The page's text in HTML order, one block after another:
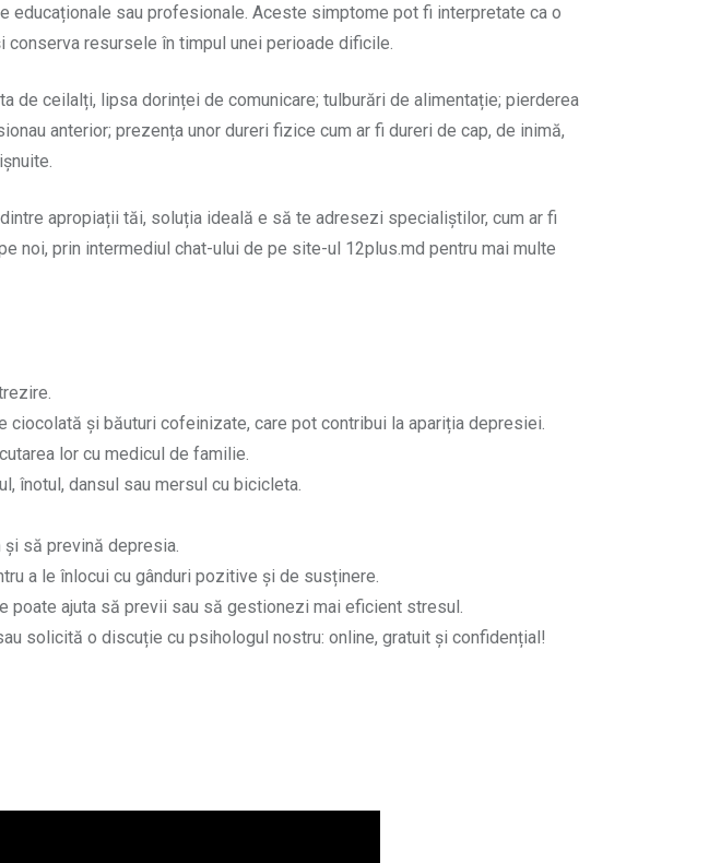
educaționale sau profesionale. Aceste simptome pot fi interpretate ca o
resursele în timpul unei perioade dificile.
de ceilalți, lipsa dorinței de comunicare; tulburări de alimentație; pierderea
anterior; prezența unor dureri fizice cum ar fi dureri de cap, de inimă,
apropiații tăi, soluția ideală e să te adresezi specialiștilor, cum ar fi
noi, prin intermediul chat-ului de pe site-ul 12plus.md pentru mai multe
și băuturi cofeinizate, care pot contribui la apariția depresiei.
lor cu medicul de familie.
înotul, dansul sau mersul cu bicicleta.
să prevină depresia.
a le înlocui cu gânduri pozitive și de susținere.
ajuta să previi sau să gestionezi mai eficient stresul.
solicită o discuție cu psihologul nostru: online, gratuit și confidențial!